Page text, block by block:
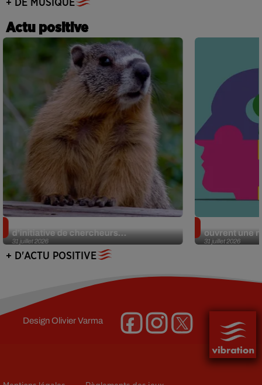
+ DE MUSIQUE
Actu positive
31 juillet 2026
d’initiative de chercheurs...
31 juillet 2026
ouvrent une
+ D'ACTU POSITIVE
DesignOlivier Varma